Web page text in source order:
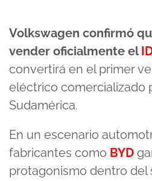
Volkswagen confirmó
vender oficialmente el
convertirá en el primer
eléctrico comercializado
Sudamérica.
En un escenario
fabricantes como BYD
protagonismo dentro del